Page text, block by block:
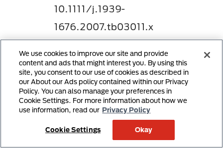
10.1111/j.1939-
1676.2007.tb03011.x
Chan, D. (2016). Long-term
outcome in dogs with chronic
enteropathies: 203 cases.
Veterinary Record, 178
doi: 10.1136/vr.103557
We use cookies to improve our site and provide
content and ads that might interest you. By using this
site, you consent to our use of cookies as described in
our About our Ads policy contained within our Privacy
Policy. You can also manage your preferences in
Cookie Settings. For more information about how we
use information, read our Privacy Policy
Cookie Settings Okay